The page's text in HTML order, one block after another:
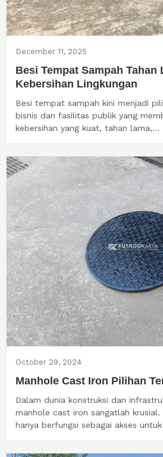
December 11, 2025
Besi Tempat Sampah Tahan
Kebersihan Lingkungan
Besi tempat sampah kini menjadi
bisnis dan fasilitas publik yang
kebersihan yang kuat, tahan lama,...
October 29, 2024
Manhole Cast Iron Pilihan
Dalam dunia konstruksi dan
manhole cast iron sangatlah
hanya berfungsi sebagai akses